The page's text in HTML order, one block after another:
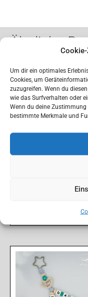
Um dir ein optimales
Cookies, um
zuzugreifen. Wenn du
wie das Surfverhalten oder
Wenn du deine
bestimmte Merkmale und
Ähnliche